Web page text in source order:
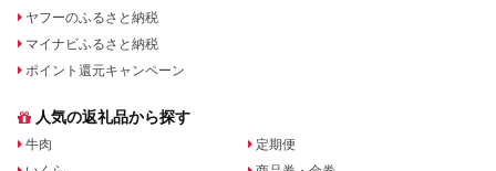
ヤフーのふるさと納税
マイナビふるさと納税
ポイント還元キャンペーン
人気の返礼品から探す
牛肉
定期便